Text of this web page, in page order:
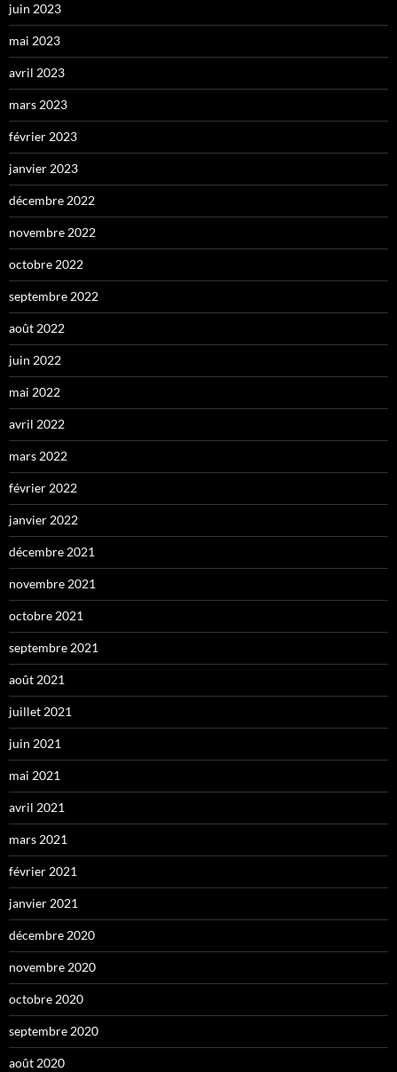
juin 2023
mai 2023
avril 2023
mars 2023
février 2023
janvier 2023
décembre 2022
novembre 2022
octobre 2022
septembre 2022
août 2022
juin 2022
mai 2022
avril 2022
mars 2022
février 2022
janvier 2022
décembre 2021
novembre 2021
octobre 2021
septembre 2021
août 2021
juillet 2021
juin 2021
mai 2021
avril 2021
mars 2021
février 2021
janvier 2021
décembre 2020
novembre 2020
octobre 2020
septembre 2020
août 2020